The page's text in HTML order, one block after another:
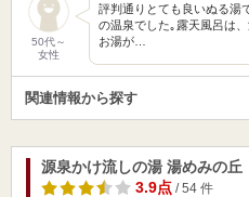
50代～
女性
評判通りとても良いぬる湯
の温泉でした｡露天風呂は
お湯が…
関連情報から探す
源泉かけ流しの湯 湯めみの丘
3.9点/ 54 件